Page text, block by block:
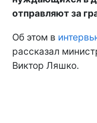
отправляют за
Об этом в
рассказал
Виктор Ляшко.